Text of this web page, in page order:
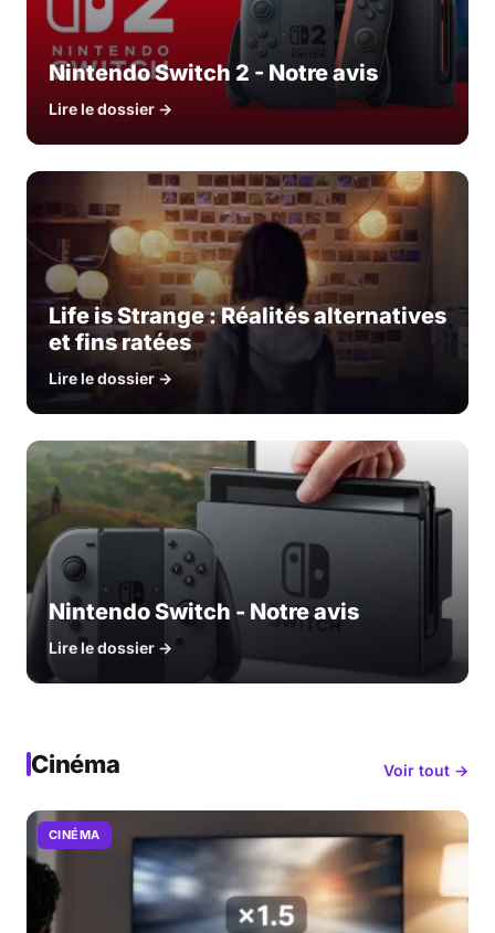
Nintendo Switch 2 - Notre avis
Lire le dossier →
Life is Strange : Réalités alternatives
et fins ratées
Lire le dossier →
Nintendo Switch - Notre avis
Lire le dossier →
Cinéma Voir tout →
CINÉMA